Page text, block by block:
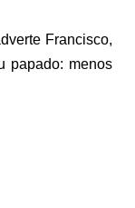
Francisco,
papado: menos